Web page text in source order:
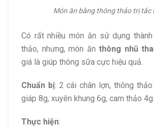
Món ăn bằng thông thảo trị tắc
Có rất nhiều món ăn sử dụng
thảo, nhưng, món ăn thông nhũ
giá là giúp thông sữa cực hiệu quả.
Chuẩn bị: 2 cái chân lợn, thông
giáp 8g, xuyên khung 6g, cam thảo 4g.
Thực hiện: